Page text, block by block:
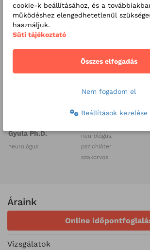
Gyula Ph.D.
neurológus
neurológus,
pszichiáter
szakorvos
Áraink
Online
Vizsgálatok
cookie-k beállításához, és a
működéshez elengedhetetlenül
használjuk.
Süti tájékoztató
Összes elfogadás
Nem fogadom el
Beállítások kezelése